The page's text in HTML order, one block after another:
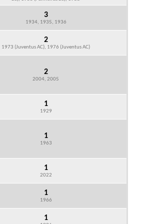
3
1934, 1935, 1936
2
1973 (Juventus AC), 1976 (Juventus AC)
2
2004, 2005
1
1929
1
1963
1
2022
1
1966
1